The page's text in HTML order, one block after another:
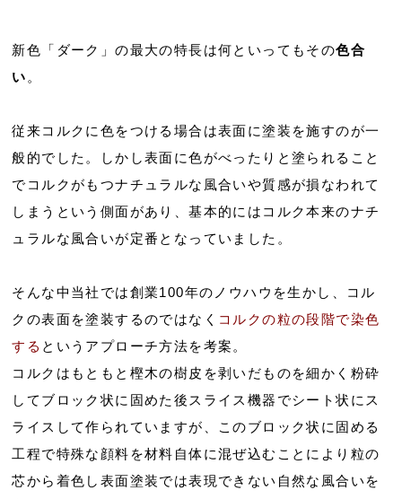
新色「ダーク」の最大の特長は何といってもその色合
い 。
従来コルクに色をつける場合は表面に塗装を施すのが一
般的でした。しかし表面に色がべったりと塗られること
でコルクがもつナチュラルな風合いや質感が損なわれて
しまうという側面があり、基本的にはコルク本来のナチ
ュラルな風合いが定番となっていました。
そんな中当社では創業100年のノウハウを生かし、コル
クの表面を塗装するのではなく コルクの粒の段階で染色
する というアプローチ方法を考案。
コルクはもともと樫木の樹皮を剥いだものを細かく粉砕
してブロック状に固めた後スライス機器でシート状にス
ライスして作られていますが、このブロック状に固める
工程で特殊な顔料を材料自体に混ぜ込むことにより粒の
芯から着色し表面塗装では表現できない自然な風合いを